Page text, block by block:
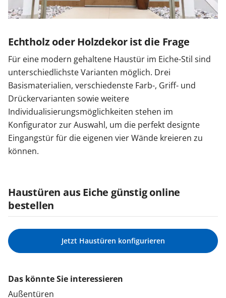
Echtholz oder Holzdekor ist die Frage
Für eine modern gehaltene Haustür im Eiche-Stil sind
unterschiedlichste Varianten möglich. Drei
Basismaterialien, verschiedenste Farb-, Griff- und
Drückervarianten sowie weitere
Individualisierungsmöglichkeiten stehen im
Konfigurator zur Auswahl, um die perfekt designte
Eingangstür für die eigenen vier Wände kreieren zu
können.
Haustüren aus Eiche günstig online
bestellen
Jetzt Haustüren konfigurieren
Das könnte Sie interessieren
Außentüren